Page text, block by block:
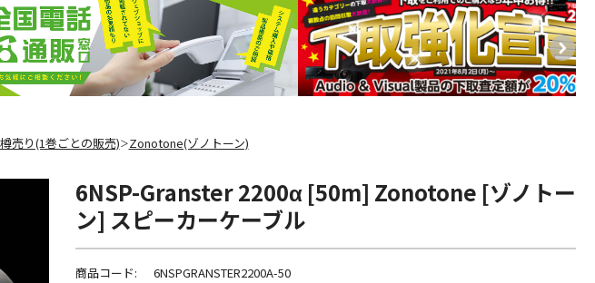
樽売り(1巻ごとの販売)＞Zonotone(ゾノトーン)
6NSP-Granster 2200α [50m] Zonotone [ゾノトー
ン] スピーカーケーブル
商品コード:
6NSPGRANSTER2200A-50